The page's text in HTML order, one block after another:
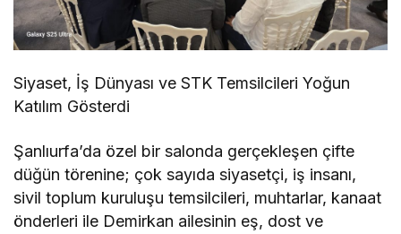
Siyaset, İş Dünyası ve STK Temsilcileri Yoğun
Katılım Gösterdi
Şanlıurfa’da özel bir salonda gerçekleşen çifte
düğün törenine; çok sayıda siyasetçi, iş insanı,
sivil toplum kuruluşu temsilcileri, muhtarlar, kanaat
önderleri ile Demirkan ailesinin eş, dost ve